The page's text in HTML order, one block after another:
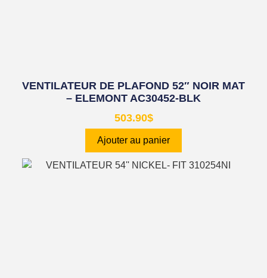
VENTILATEUR DE PLAFOND 52″ NOIR MAT
– ELEMONT AC30452-BLK
503.90$
Ajouter au panier